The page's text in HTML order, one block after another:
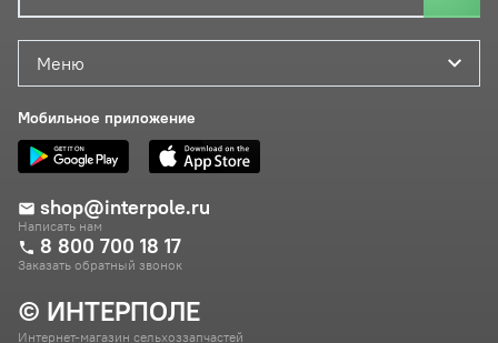
© ИНТЕРПОЛЕ
Интернет-магазин сельхоззапчастей
Меню
Мобильное приложение
shop@interpole.ru
Написать нам
8 800 700 18 17
Заказать обратный звонок